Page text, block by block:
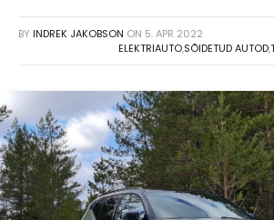
BY INDREK JAKOBSON ON 5. APR 2022
ELEKTRIAUTO,SÕIDETUD AUTOD,